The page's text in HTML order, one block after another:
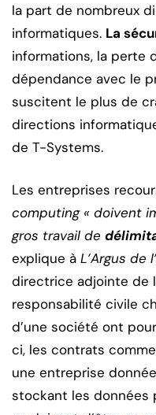
la part de nombreux
informatiques. La
informations, la perte
dépendance avec le
suscitent le plus de
directions
de T-Systems.
Les entreprises
computing « doivent
gros travail de
explique à L’Argus de
directrice adjointe de
responsabilité civile
d’une société ont
ci, les contrats
une entreprise
stockant les données